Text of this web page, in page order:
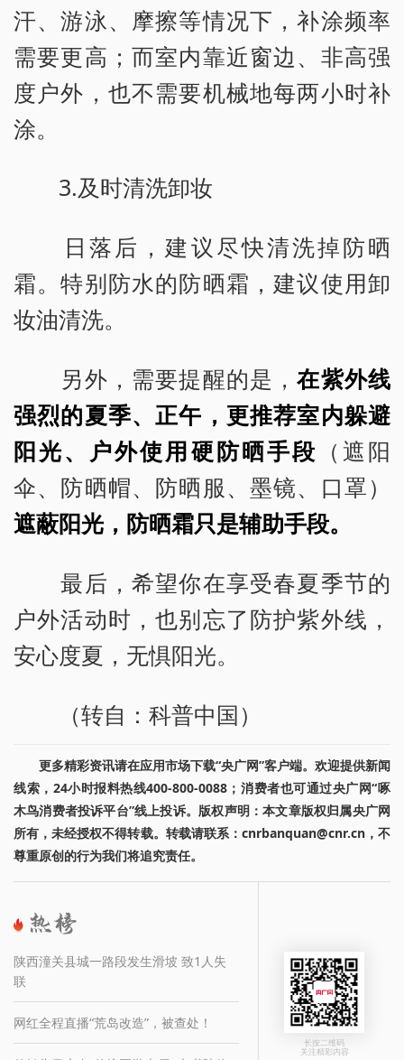
汗、游泳、摩擦等情况下，补涂频率
需要更高；而室内靠近窗边、非高强
度户外，也不需要机械地每两小时补
涂。
3.及时清洗卸妆
日落后，建议尽快清洗掉防晒
霜。特别防水的防晒霜，建议使用卸
妆油清洗。
另外，需要提醒的是，在紫外线
强烈的夏季、正午，更推荐室内躲避
阳光、户外使用硬防晒手段 （遮阳
伞、防晒帽、防晒服、墨镜、口罩）
遮蔽阳光，防晒霜只是辅助手段。
最后，希望你在享受春夏季节的
户外活动时，也别忘了防护紫外线，
安心度夏，无惧阳光。
（转自：科普中国）
更多精彩资讯请在应用市场下载“央广网”客户端。欢迎提供新闻
线索，24小时报料热线400-800-0088；消费者也可通过央广网“啄
木鸟消费者投诉平台”线上投诉。版权声明：本文章版权归属央广网
所有，未经授权不得转载。转载请联系：cnrbanquan@cnr.cn，不
尊重原创的行为我们将追究责任。
陕西潼关县城一路段发生滑坡 致1人失
联
网红全程直播“荒岛改造”，被查处！
长按二维码
关注精彩内容